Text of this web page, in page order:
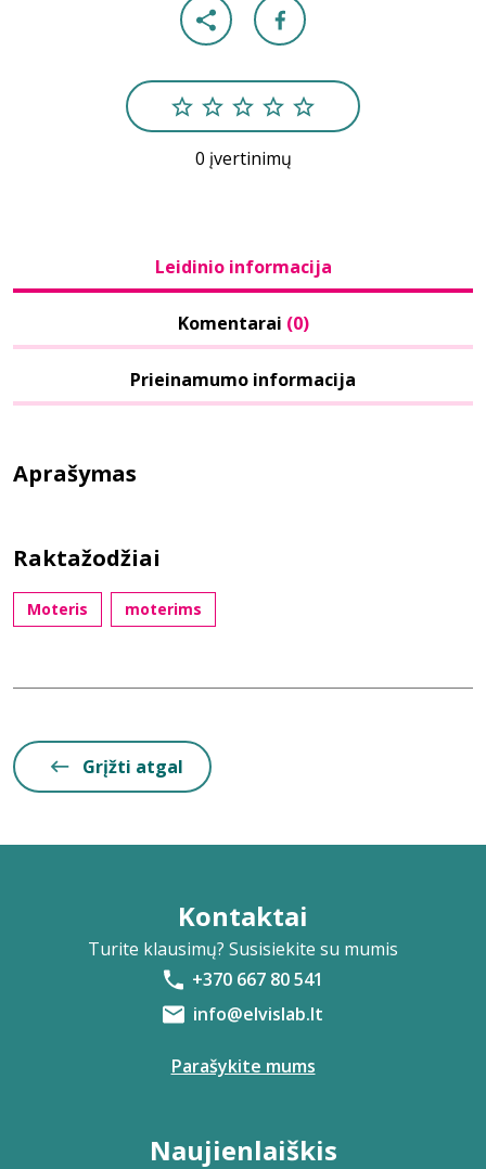
0 įvertinimų
Leidinio informacija
Komentarai (0)
Prieinamumo informacija
Aprašymas
Raktažodžiai
Moteris moterims
Grįžti atgal
Kontaktai
Turite klausimų? Susisiekite su mumis
+370 667 80 541
info@elvislab.lt
Parašykite mums
Naujienlaiškis